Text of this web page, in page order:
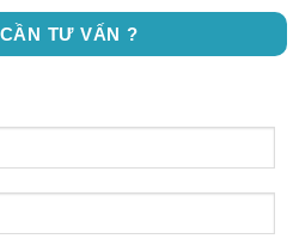
TƯ VẤN ?